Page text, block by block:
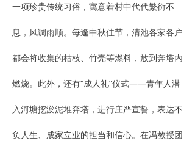
一项珍贵传统习俗，寓意着村中代代繁衍不
息，风调雨顺。每逢中秋佳节，清池各家各户
都会将收集的枯枝、竹壳等燃料，放到奔塔内
燃烧。此外，还有“成人礼”仪式——青年人潜
入河塘挖淤泥堆奔塔，进行庄严宣誓，表达不
负人生、成家立业的担当和信心。在冯教授团